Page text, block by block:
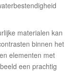
materialen kan
binnen het
elementen met
een prachtig